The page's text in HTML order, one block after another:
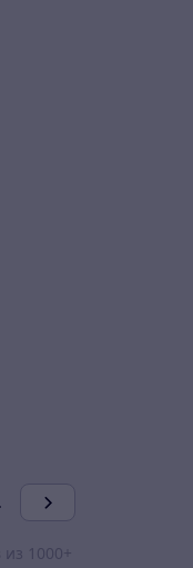
1000+